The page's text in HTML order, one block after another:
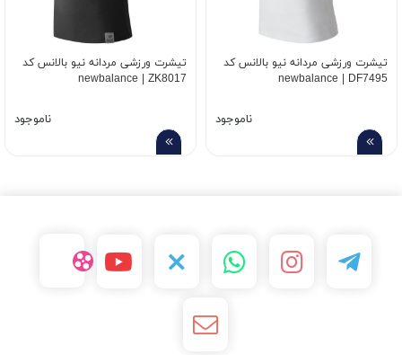
تیشرت ورزشی مردانه نیو بالانس کد
newbalance | DF7495
ناموجود
تیشرت ورزشی مردانه نیو بالانس کد
newbalance | ZK8017
ناموجود